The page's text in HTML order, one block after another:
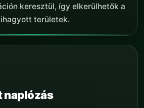
keresztül, így elkerülhetők a
területek.
naplózás